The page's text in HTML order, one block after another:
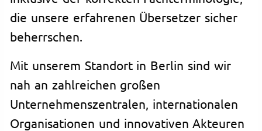
die unsere erfahrenen Übersetzer sicher
beherrschen.
Mit unserem Standort in Berlin sind wir
nah an zahlreichen großen
Unternehmenszentralen, internationalen
Organisationen und innovativen Akteuren